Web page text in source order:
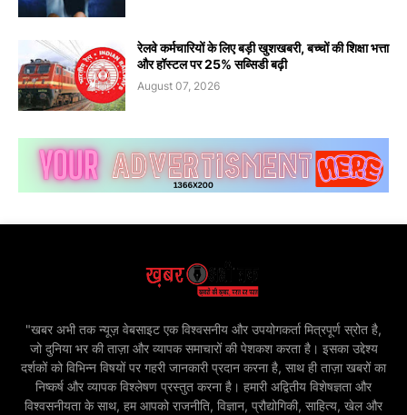
रेलवे कर्मचारियों के लिए बड़ी खुशखबरी, बच्चों की शिक्षा भत्ता
और हॉस्टल पर 25% सब्सिडी बढ़ी
August 07, 2026
"खबर अभी तक न्यूज़ वेबसाइट एक विश्वसनीय और उपयोगकर्ता मित्रपूर्ण स्रोत है,
जो दुनिया भर की ताज़ा और व्यापक समाचारों की पेशकश करता है। इसका उद्देश्य
दर्शकों को विभिन्न विषयों पर गहरी जानकारी प्रदान करना है, साथ ही ताज़ा खबरों का
निष्कर्ष और व्यापक विश्लेषण प्रस्तुत करना है। हमारी अद्वितीय विशेषज्ञता और
विश्वसनीयता के साथ, हम आपको राजनीति, विज्ञान, प्रौद्योगिकी, साहित्य, खेल और